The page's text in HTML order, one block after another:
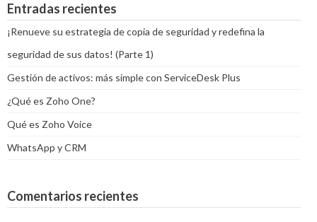
Active
Entradas recientes
¡Renueve su estrategia de copia de seguridad y redefina la
seguridad de sus datos! (Parte 1)
Gestión de activos: más simple con ServiceDesk Plus
¿Qué es Zoho One?
Qué es Zoho Voice
WhatsApp y CRM
Comentarios recientes